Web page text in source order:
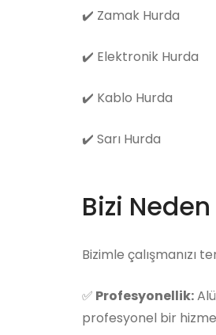
✔️ Zamak Hurda
✔️ Elektronik Hurda
✔️ Kablo Hurda
✔️ Sarı Hurda
Bizi
Bizimle çalışmanızı
✅ Profesyonellik:
profesyonel bir